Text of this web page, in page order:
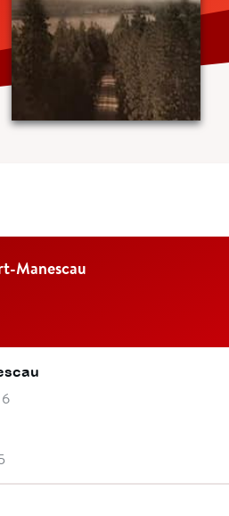
Manescau